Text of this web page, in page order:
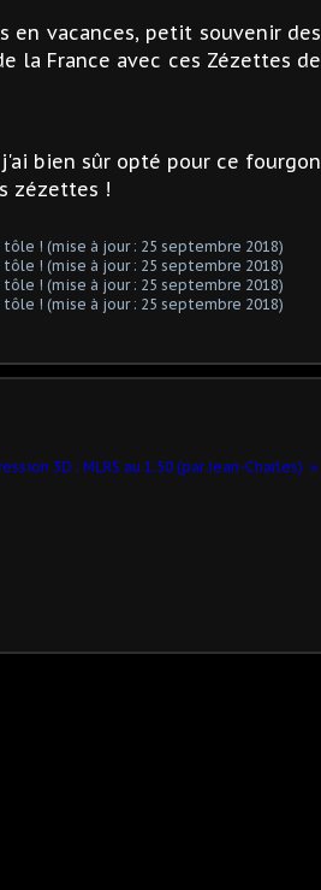
en vacances, petit souvenir des
la France avec ces Zézettes de
bien sûr opté pour ce fourgon
zézettes !
3D : MLRS au 1:50 (par Jean-Charles)